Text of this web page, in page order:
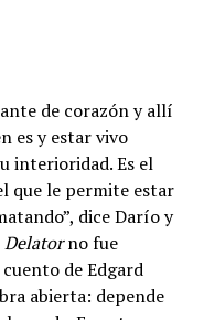
de corazón y allí
es y estar vivo
interioridad. Es el
que le permite estar
, dice Darío y
Delatorno fue
de Edgard
abierta: depende